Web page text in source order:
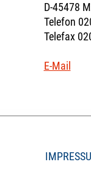
D-45478
Telefon
Telefax
E-Mail